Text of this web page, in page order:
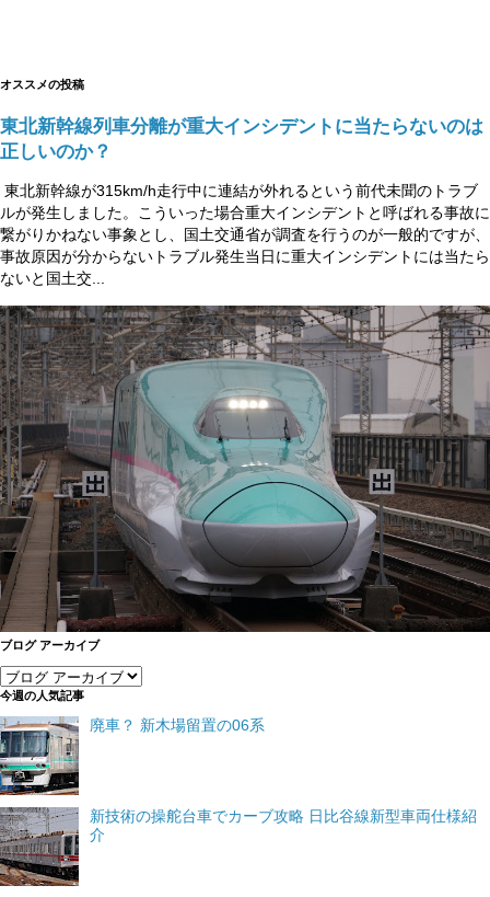
オススメの投稿
東北新幹線列車分離が重大インシデントに当たらないのは
正しいのか？
東北新幹線が315km/h走行中に連結が外れるという前代未聞のトラブ
ルが発生しました。こういった場合重大インシデントと呼ばれる事故に
繋がりかねない事象とし、国土交通省が調査を行うのが一般的ですが、
事故原因が分からないトラブル発生当日に重大インシデントには当たら
ないと国土交...
ブログ アーカイブ
今週の人気記事
廃車？ 新木場留置の06系
新技術の操舵台車でカーブ攻略 日比谷線新型車両仕様紹
介